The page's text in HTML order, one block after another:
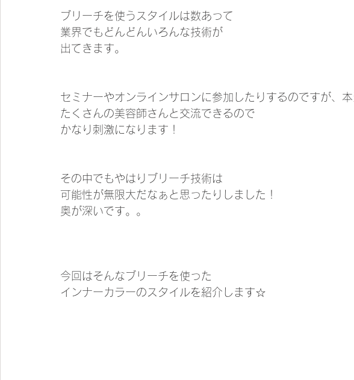
ブリーチを使うスタイルは数あって
業界でもどんどんいろんな技術が
出てきます。
セミナーやオンラインサロンに参加したりするのですが、
たくさんの美容師さんと交流できるので
かなり刺激になります！
その中でもやはりブリーチ技術は
可能性が無限大だなぁと思ったりしました！
奥が深いです。。
今回はそんなブリーチを使った
インナーカラーのスタイルを紹介します☆